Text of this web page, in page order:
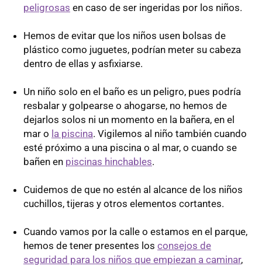
peligrosas en caso de ser ingeridas por los niños.
Hemos de evitar que los niños usen bolsas de
plástico como juguetes, podrían meter su cabeza
dentro de ellas y asfixiarse.
Un niño solo en el baño es un peligro, pues podría
resbalar y golpearse o ahogarse, no hemos de
dejarlos solos ni un momento en la bañera, en el
mar o la piscina. Vigilemos al niño también cuando
esté próximo a una piscina o al mar, o cuando se
bañen en piscinas hinchables.
Cuidemos de que no estén al alcance de los niños
cuchillos, tijeras y otros elementos cortantes.
Cuando vamos por la calle o estamos en el parque,
hemos de tener presentes los consejos de
seguridad para los niños que empiezan a caminar,